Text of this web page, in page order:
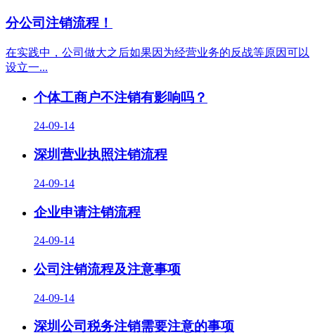
分公司注销流程！
在实践中，公司做大之后如果因为经营业务的反战等原因可以
设立一...
个体工商户不注销有影响吗？
24-09-14
深圳营业执照注销流程
24-09-14
企业申请注销流程
24-09-14
公司注销流程及注意事项
24-09-14
深圳公司税务注销需要注意的事项